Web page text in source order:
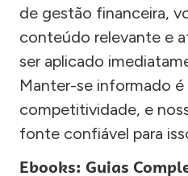
de gestão financeira,
conteúdo relevante e
ser aplicado
Manter-se informado é
competitividade, e
fonte confiável para
Ebooks: Guias